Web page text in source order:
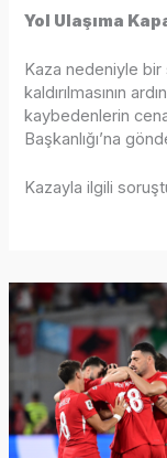
Yol Ulaşıma
Kaza nedeniyle bir
kaldırılmasının
kaybedenlerin
Başkanlığı’na
Kazayla ilgili